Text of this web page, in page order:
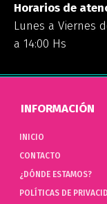
Horarios de
Lunes a Viernes
a 14:00 Hs
INFORMACIÓN
INICIO
CONTACTO
¿DÓNDE ESTAMOS?
POLÍTICAS DE